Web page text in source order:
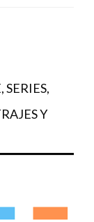
SERIES,
Y